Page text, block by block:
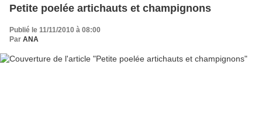
Petite poelée artichauts et champignons
Publié le 11/11/2010 à 08:00
Par ANA